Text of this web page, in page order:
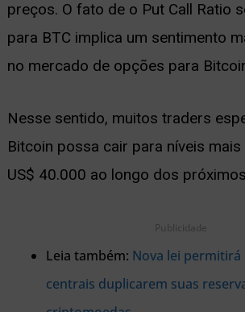
preços. O fato de o Put Call Ratio
para BTC implica um sentimento
no mercado de opções para
Nesse sentido, muitos traders
Bitcoin possa cair para níveis
US$ 40.000 ao longo dos
Publicidade
Leia também: Nova lei permitirá
centrais duplicarem suas